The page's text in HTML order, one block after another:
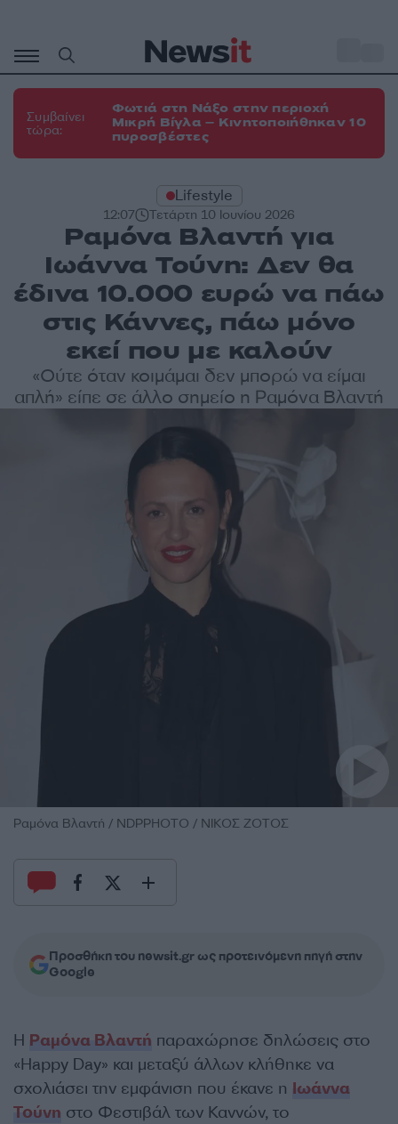
περιεχόμενο
Συμβαίνει
τώρα:
Φωτιά στη Νάξο στην περιοχή
Μικρή Βίγλα – Κινητοποιήθηκαν 10
πυροσβέστες
Lifestyle
12:07 Τετάρτη 10 Ιουνίου 2026
Ραμόνα Βλαντή για
Ιωάννα Τούνη: Δεν θα
έδινα 10.000 ευρώ να πάω
στις Κάννες, πάω μόνο
εκεί που με καλούν
«Ούτε όταν κοιμάμαι δεν μπορώ να είμαι
απλή» είπε σε άλλο σημείο η Ραμόνα Βλαντή
Ραμόνα Βλαντή / NDPPHOTO / ΝΙΚΟΣ ΖΟΤΟΣ
Προσθήκη του newsit.gr ως προτεινόμενη πηγή στην
Google
Η Ραμόνα Βλαντή παραχώρησε δηλώσεις στο
«Happy Day» και μεταξύ άλλων κλήθηκε να
σχολιάσει την εμφάνιση που έκανε η Ιωάννα
Τούνη στο Φεστιβάλ των Καννών, το